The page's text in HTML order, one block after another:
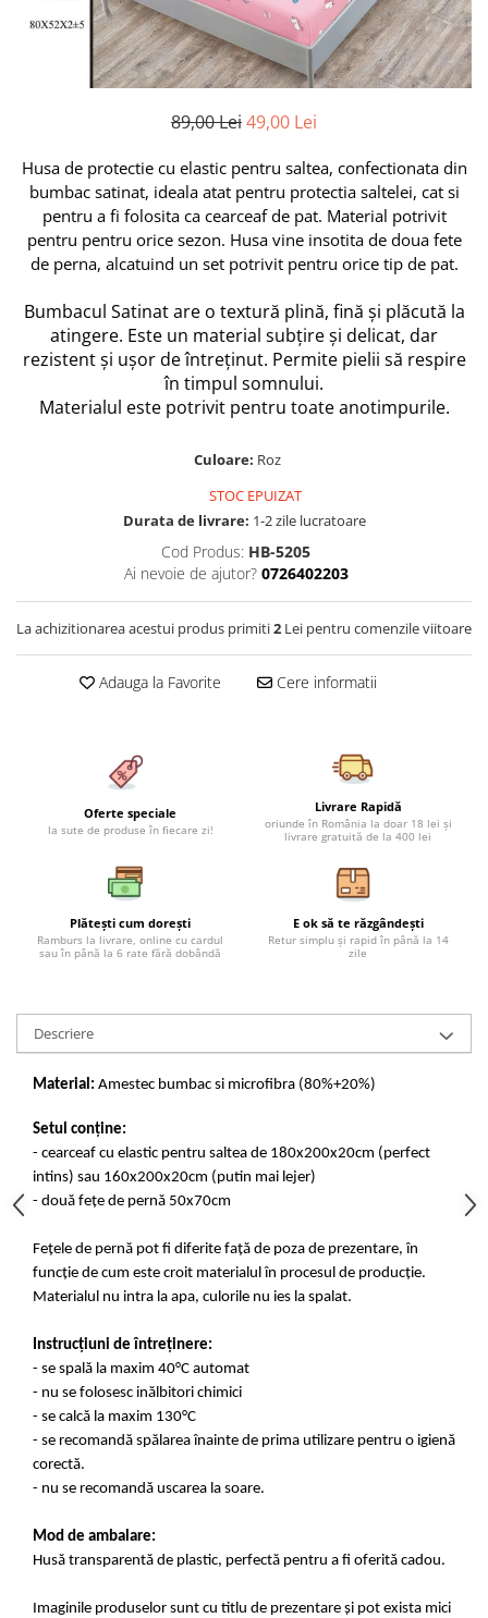
Cearceaf cu elastic
Cearceaf normal
Bumbac Satinat Superior
Bumbac Satinat 3D
Cearceaf cu elastic 4 piese
Cearceaf normal 4 piese
Cearceaf normal 6 piese
Cearceaf normal 4 piese
Cearceaf cu elastic 4 piese
Cearceaf normal 6 piese
Cearceaf cu elastic 6 piese
Cearceaf cu elastic 4 piese
Cearceaf normal 6 piese
Cearceaf normal
Lenjerii Pufoase Fluffy/ Rabbit
Bumbac Neted Nesatinat
Lenjerii Satin Premium
Lenjerii Jacquard
Lenjerii Creponate
Lenjerii pentru PASTE
Set Lenjerie + Draperii Pat Dublu
Persoana
Bumbac Tip Finet 5D In Relief - 1
Cearceaf cu elastic 4 piese
Set Lenjerie + Draperii 1 Persoana
Lenjerii Bumbac 100% - 1 Persoana
Paturi Cocolino Pentru Copii
Huse De Pat Damasc
Huse De Pat Damasc - 140x200cm
Huse De Pat Damasc - 160x200cm
Huse De Pat Jersey Reiat
Cearceaf Pat + Fețe De Pernă
Huse De Pat Catifea / Topper
Huse De Pat Catifea / Topper -
140x200cm
Huse De Pat Catifea / Topper -
Huse De Pat Catifea / Topper -
180x200cm
Huse Din Frotir
Huse De Pat Cocolino
Huse De Pat Tricotate 160x200cm
Huse Impermeabile
Huse Impermeabile 160x200cm
Huse Impermeabile 180x200cm
89,00 Lei49,00 Lei
Husa de protectie cu elastic pentru saltea, confectionata din
bumbac satinat, ideala atat pentru protectia saltelei, cat si
pentru a fi folosita ca cearceaf de pat. Material potrivit
pentru pentru orice sezon. Husa vine insotita de doua fete
de perna, alcatuind un set potrivit pentru orice tip de pat.
Bumbacul Satinat are o textură plină, fină și plăcută la
atingere. Este un material subțire și delicat, dar
rezistent și ușor de întreținut. Permite pielii să respire
în timpul somnului.
Materialul este potrivit pentru toate anotimpurile.
Culoare: Roz
STOC EPUIZAT
Durata de livrare: 1-2 zile lucratoare
Cod Produs: HB-5205
Ai nevoie de ajutor? 0726402203
La achizitionarea acestui produs primiti2 Lei pentru comenzile viitoare
Adauga la Favorite Cere informatii
Oferte speciale
la sute de produse în fiecare zi!
Livrare Rapidă
oriunde în România la doar 18 lei și
livrare gratuită de la 400 lei
Plătești cum dorești
Ramburs la livrare, online cu cardul
sau în până la 6 rate fără dobândă
E ok să te răzgândești
Retur simplu și rapid în până la 14
zile
Descriere
Material: Amestec bumbac si microfibra (80%+20%)
Setul conține:
- cearceaf cu elastic pentru saltea de 180x200x20cm (perfect
intins) sau 160x200x20cm (putin mai lejer)
- două fețe de pernă 50x70cm
Fețele de pernă pot fi diferite față de poza de prezentare, în
funcție de cum este croit materialul în procesul de producție.
Materialul nu intra la apa, culorile nu ies la spalat.
Instrucțiuni de întreținere:
- se spală la maxim 40°C automat
- nu se folosesc inălbitori chimici
- se calcă la maxim 130°C
- se recomandă spălarea înainte de prima utilizare pentru o igienă
corectă.
- nu se recomandă uscarea la soare.
Mod de ambalare:
Husă transparentă de plastic, perfectă pentru a fi oferită cadou.
Imaginile produselor sunt cu titlu de prezentare și pot exista mici